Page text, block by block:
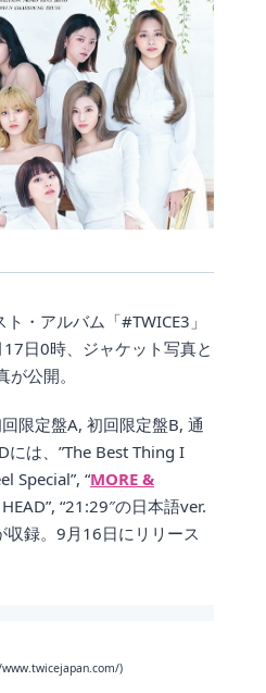
・アルバム「#TWICE3」
日0時、ジャケット写真と
公開。
限定盤A, 初回限定盤B, 通
には、”The Best Thing I
Special”, “MORE &
“21:29″の日本語ver.
収録。9月16日にリリース
)